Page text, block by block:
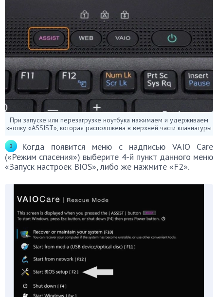
При запуске или перезагрузке ноутбука нажимаем и удерживаем
кнопку «ASSIST», которая расположена в верхней части клавиатуры
Когда появится меню с надписью VAIO Care
(«Режим спасения») выберите 4-й пункт данного меню
«Запуск настроек BIOS», либо же нажмите «F2».